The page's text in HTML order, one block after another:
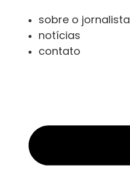
sobre o jornalista
notícias
contato